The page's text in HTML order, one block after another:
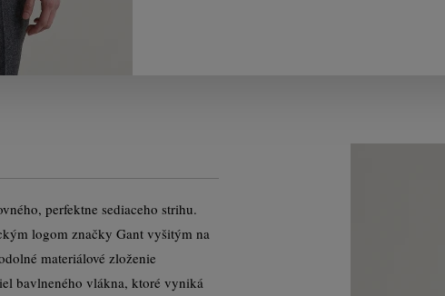
perfektne sediaceho strihu.
logom značky Gant vyšitým na
materiálové zloženie
bavlneného vlákna, ktoré vyniká